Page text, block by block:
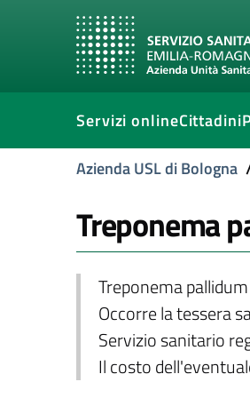
Servizi onlineCittadini
Azienda USL di Bologna
Treponema
Treponema
Occorre la tessera
Servizio sanitario
Il costo